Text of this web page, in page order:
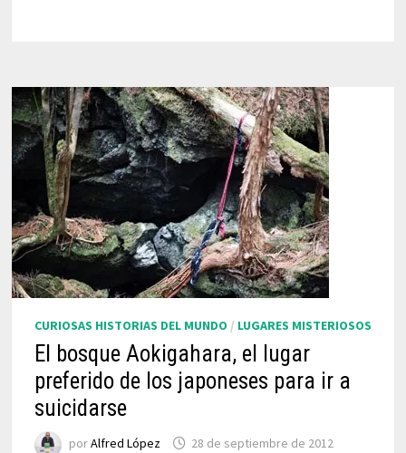
CURIOSAS HISTORIAS DEL MUNDO / LUGARES MISTERIOSOS
El bosque Aokigahara, el lugar
preferido de los japoneses para ir a
suicidarse
porAlfred López 28 de septiembre de 2012